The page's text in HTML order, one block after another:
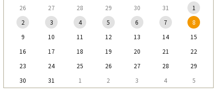
26 27 28 29 30 31
1
2
3 4 5 6 7
8
9
10 11 12 13 14
15
16
17 18 19 20 21
22
23
24 25 26 27 28
29
30
31 1 2 3 4 5